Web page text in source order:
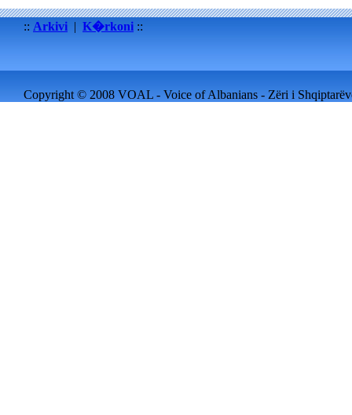
:: Arkivi | K�rkoni ::
Copyright © 2008 VOAL - Voice of Albanians - Zëri i